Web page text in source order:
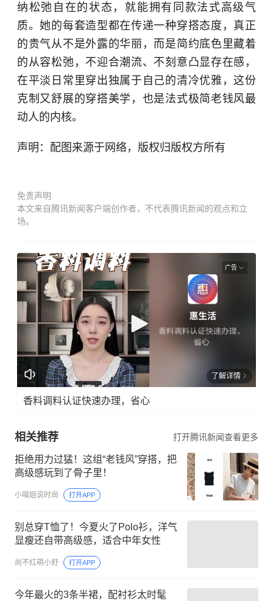
纳松弛自在的状态，就能拥有同款法式高级气
质。她的每套造型都在传递一种穿搭态度，真正
的贵气从不是外露的华丽，而是简约底色里藏着
的从容松弛，不迎合潮流、不刻意凸显存在感，
在平淡日常里穿出独属于自己的清冷优雅，这份
克制又舒展的穿搭美学，也是法式极简老钱风最
动人的内核。
声明：配图来源于网络，版权归版权方所有
免责声明
本文来自腾讯新闻客户端创作者，不代表腾讯新闻的观点和立
场。
广告
了解详情
香料调料认证快速办理，省心
相关推荐 打开腾讯新闻查看更多
拒绝用力过猛！这组“老钱风”穿搭，把
高级感玩到了骨子里！
小喵姐说时尚 打开APP
别总穿T恤了！今夏火了Polo衫，洋气
显瘦还自带高级感，适合中年女性
尚不红萌小舒 打开APP
今年最火的3条半裙，配衬衫太时髦